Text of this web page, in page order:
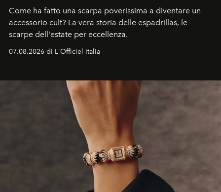
Come ha fatto una scarpa poverissima a diventare un
accessorio cult? La vera storia delle espadrillas, le
scarpe dell'estate per eccellenza.
07.08.2026 di L'Officiel Italia